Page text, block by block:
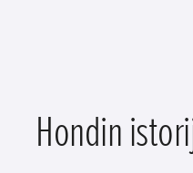
Hondin